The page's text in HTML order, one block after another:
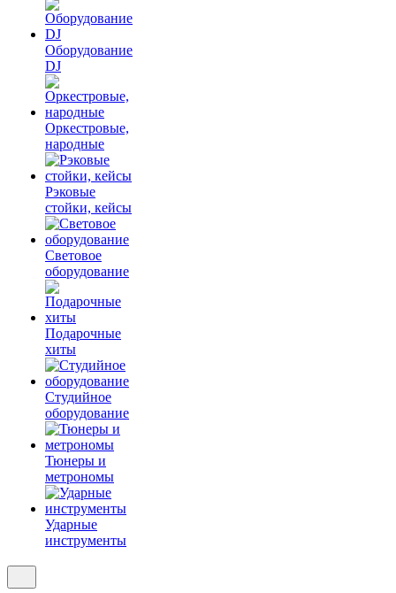
Оборудование
DJ
Оркестровые,
народные
Рэковые
стойки, кейсы
Световое
оборудование
Подарочные
хиты
Студийное
оборудование
Тюнеры и
метрономы
Ударные
инструменты